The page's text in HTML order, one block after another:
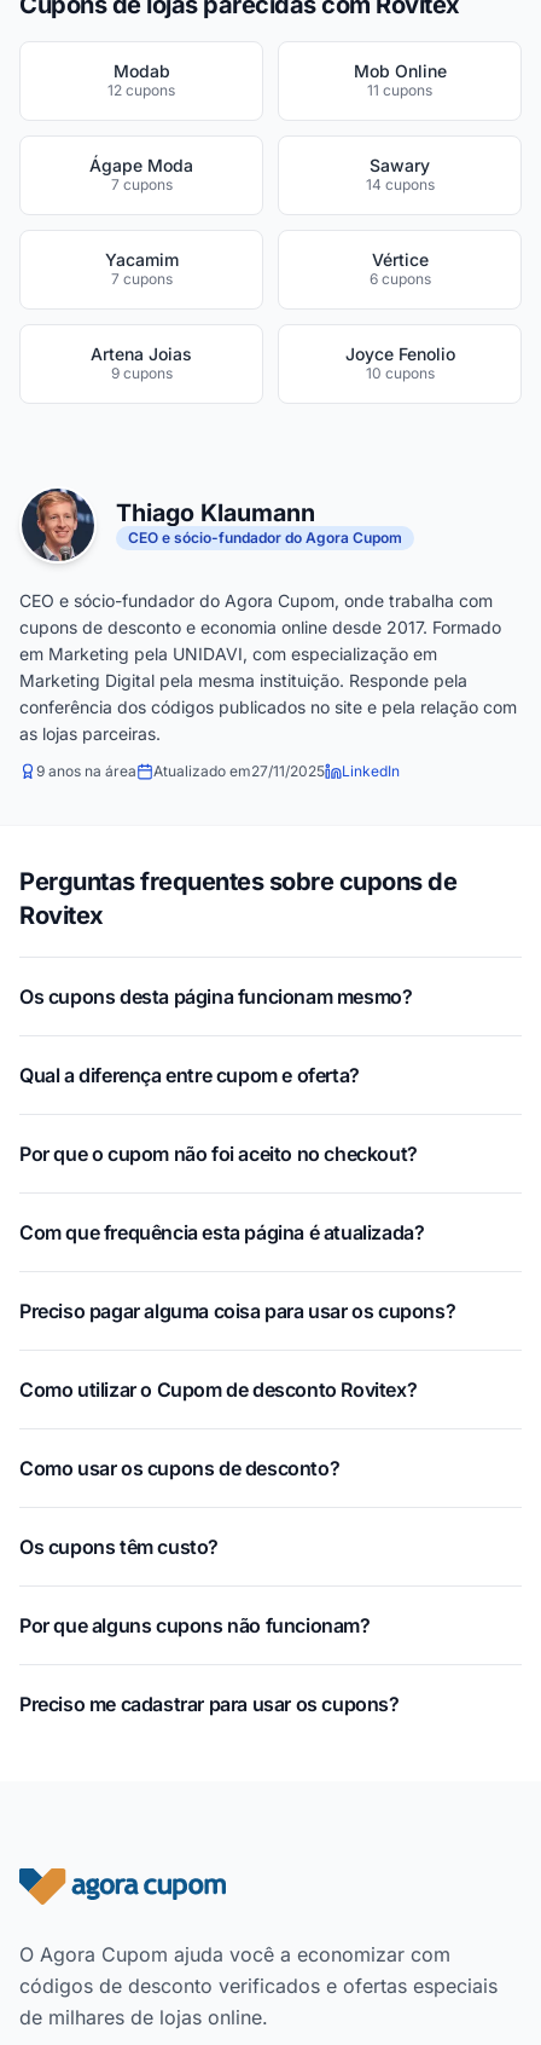
Modab
12 cupons
Mob Online
11 cupons
Ágape Moda
7 cupons
Sawary
14 cupons
Yacamim
7 cupons
Vértice
6 cupons
Artena Joias
9 cupons
Joyce Fenolio
10 cupons
Thiago Klaumann
CEO e sócio-fundador do Agora Cupom
CEO e sócio-fundador do Agora Cupom, onde trabalha com
cupons de desconto e economia online desde 2017. Formado
em Marketing pela UNIDAVI, com especialização em
Marketing Digital pela mesma instituição. Responde pela
conferência dos códigos publicados no site e pela relação com
as lojas parceiras.
9 anos na área Atualizado em27/11/2025 LinkedIn
Perguntas frequentes sobre cupons de
Rovitex
Os cupons desta página funcionam mesmo?
Qual a diferença entre cupom e oferta?
Por que o cupom não foi aceito no checkout?
Com que frequência esta página é atualizada?
Preciso pagar alguma coisa para usar os cupons?
Como utilizar o Cupom de desconto Rovitex?
Como usar os cupons de desconto?
Os cupons têm custo?
Por que alguns cupons não funcionam?
Preciso me cadastrar para usar os cupons?
Rodapé do site
O Agora Cupom ajuda você a economizar com
códigos de desconto verificados e ofertas especiais
de milhares de lojas online.